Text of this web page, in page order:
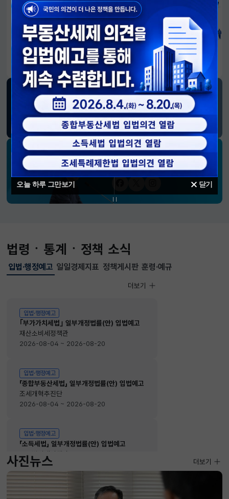
오늘 하루 그만보기 닫기
알림판
국민이 만든 대전환의 길-회복과 도약, 모두의 1년
재정경제부 SNS 소식
블로그페이스북트위터(X)유튜브인스타그램
소통하는 경제 리더 구윤철 장관의
SNS 채널
법령ㆍ통계ㆍ정책 소식
입법·행정예고
선택됨
입법·행정예고
입법·행정예고
｢부가가치세법｣ 일부개정법률(안) 입법예고
재산소비세정책관
2026-08-04 ~ 2026-08-20
입법·행정예고
「종합부동산세법」 일부개정법률(안) 입법예고
조세개혁추진단
2026-08-04 ~ 2026-08-20
입법·행정예고
「소득세법」 일부개정법률(안) 입법예고
소득법인세정책관
2026-08-04 ~ 2026-08-20
입법·행정예고
더보기
일일경제지표 정책게시판 훈령·예규
사진뉴스 사진뉴스
더보기